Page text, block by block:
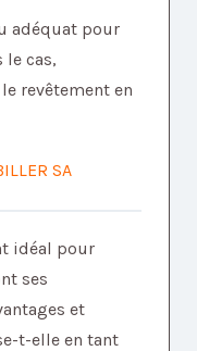
adéquat pour
le cas,
revêtement en
SA
idéal pour
ses
et
t-elle en tant